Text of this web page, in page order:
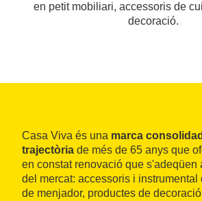
en petit mobiliari, accessoris de
decoració.
Casa Viva és una marca
trajectòria de més de 65 anys que
en constat renovació que s'adeqüen
del mercat: accessoris i instrumental
de menjador, productes de